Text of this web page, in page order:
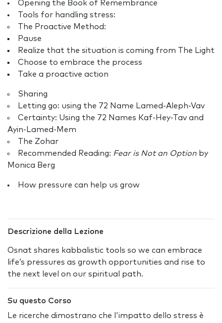
Opening the Book of Remembrance
Tools for handling stress:
The Proactive Method:
Pause
Realize that the situation is coming from The Light
Choose to embrace the process
Take a proactive action
Sharing
Letting go: using the 72 Name Lamed-Aleph-Vav
Certainty: Using the 72 Names Kaf-Hey-Tav and
Ayin-Lamed-Mem
The Zohar
Recommended Reading: Fear is Not an Option by
Monica Berg
How pressure can help us grow
Descrizione della Lezione
Osnat shares kabbalistic tools so we can embrace
life’s pressures as growth opportunities and rise to
the next level on our spiritual path.
Su questo Corso
Le ricerche dimostrano che l'impatto dello stress è